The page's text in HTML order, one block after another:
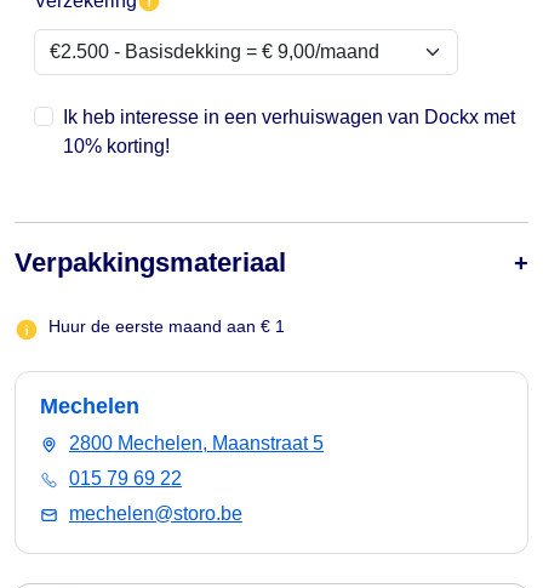
Ik heb interesse in een verhuiswagen van Dockx met
10% korting!
Verpakkingsmateriaal
Huur de eerste maand aan € 1
Mechelen
2800 Mechelen, Maanstraat 5
015 79 69 22
mechelen@storo.be